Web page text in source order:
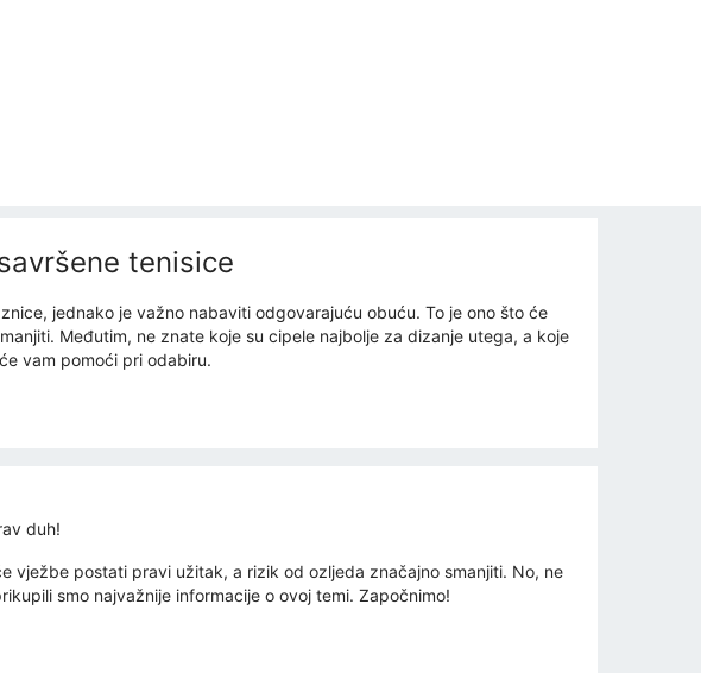
tenisice
jednako je važno nabaviti odgovarajuću obuću. To je ono što će
Međutim, ne znate koje su cipele najbolje za dizanje utega, a koje
vam pomoći pri odabiru.
duh!
vježbe postati pravi užitak, a rizik od ozljeda značajno smanjiti. No, ne
smo najvažnije informacije o ovoj temi. Započnimo!